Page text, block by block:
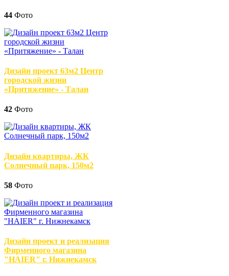
44 Фото
Дизайн проект 63м2 Центр
городской жизни
«Притяжение» - Талан
42 Фото
Дизайн квартиры, ЖК
Солнечный парк, 150м2
58 Фото
Дизайн проект и реализация
Фирменного магазина
"HAIER" г. Нижнекамск